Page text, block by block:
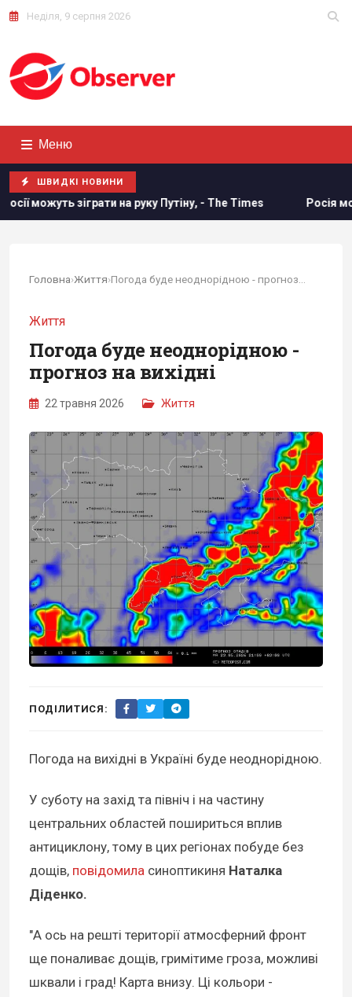
Неділя, 9 серпня 2026
Меню
ШВИДКІ НОВИНИ
на руку Путіну, - The Times Росія може застосувати
Головна›Життя›
Життя
Погода буде неоднорідною -
прогноз на вихідні
22 травня 2026 Життя
ПОДІЛИТИСЯ:
Погода на вихідні в Україні буде неоднорідною.
У суботу на захід та північ і на частину
центральних областей пошириться вплив
антициклону, тому в цих регіонах побуде без
дощів, повідомила синоптикиня Наталка
Діденко.
"А ось на решті території атмосферний фронт
ще поналиває дощів, гримітиме гроза, можливі
шквали і град! Карта внизу. Ці кольори -